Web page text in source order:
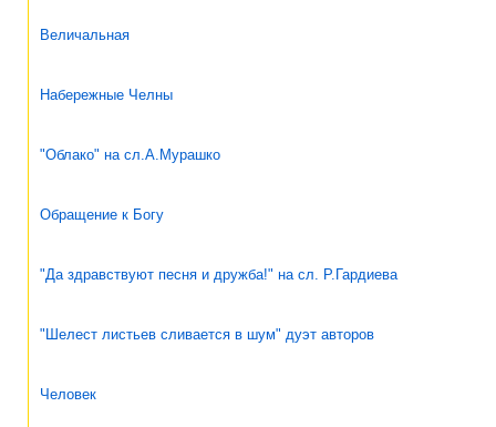
Величальная
Набережные Челны
"Облако" на сл.А.Мурашко
Обращение к Богу
"Да здравствуют песня и дружба!" на сл. Р.Гардиева
"Шелест листьев сливается в шум" дуэт авторов
Человек